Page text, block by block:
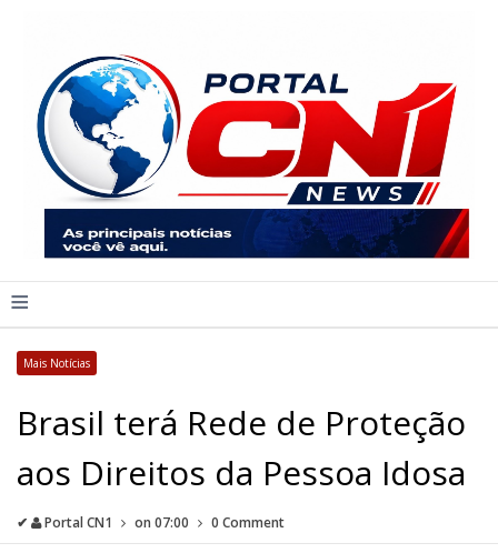
≡
Mais Notícias
Brasil terá Rede de Proteção
aos Direitos da Pessoa Idosa
✔ Portal CN1 on 07:00 0 Comment